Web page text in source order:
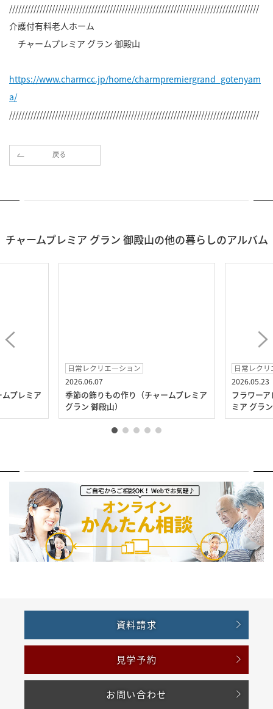
//////////////////////////////////////////////////////////////////////////////////
介護付有料老人ホーム
チャームプレミア グラン 御殿山
https://www.charmcc.jp/home/charmpremiergrand_gotenyam
a/
//////////////////////////////////////////////////////////////////////////////////
戻る
チャームプレミア グラン 御殿山の他の暮らしのアルバム
プレミア
日常レクリエ―ション
2026.06.07
季節の飾りもの作り（チャームプレミア
グラン 御殿山）
日常レク
2026.05.23
フラワー
ミア グラ
資料請求
見学予約
お問い合わせ